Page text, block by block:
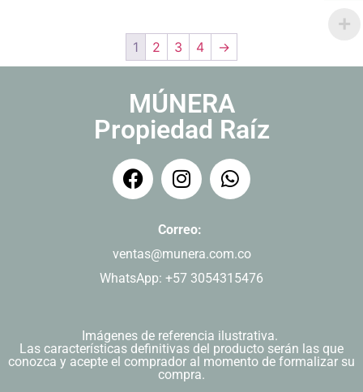
1 2 3 4 →
MÚNERA
Propiedad Raíz
Correo:
ventas@munera.com.co
WhatsApp: +57 3054315476
Imágenes de referencia ilustrativa.
Las características definitivas del producto serán las que
conozca y acepte el comprador al momento de formalizar su
compra.